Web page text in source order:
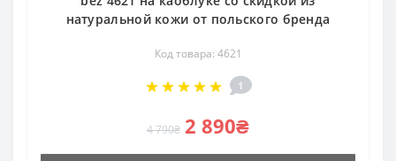
натуральной кожи от польского бренда
Код товара: 4621
1
4 790₴ 2 890₴